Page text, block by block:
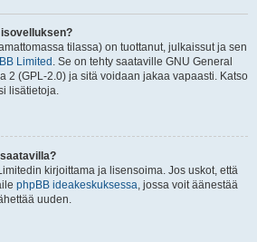
tilassa) on tuottanut, julkaissut ja sen
Limited . Se on tehty saataville GNU General
2 (GPL-2.0) ja sitä voidaan jakaa vapaasti. Katso
lisätietoja.
kirjoittama ja lisensoima. Jos uskot, että
phpBB ideakeskuksessa, jossa voit äänestää
uuden.